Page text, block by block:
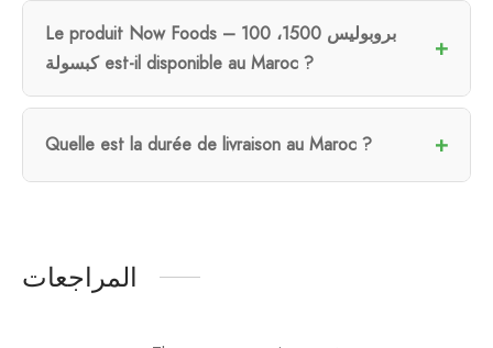
Le produit Now Foods – بروبوليس 1500، 100
كبسولة est-il disponible au Maroc ?
Quelle est la durée de livraison au Maroc ?
المراجعات